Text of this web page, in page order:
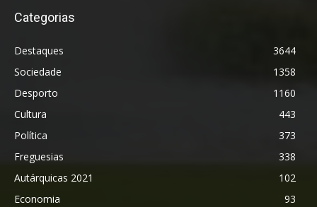
Categorias
Destaques
3644
Sociedade
1358
Desporto
1160
Cultura
443
Política
373
Freguesias
338
Autárquicas 2021
102
Economia
93